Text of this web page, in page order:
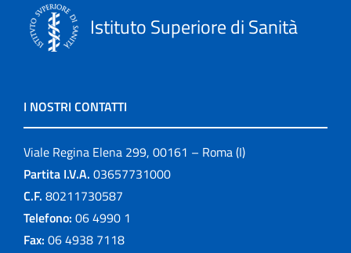
ISTISAN Congressi
La scuola e noi
Linee guida
Link
logo
Monografie
Istituto Superiore di Sanità
I NOSTRI CONTATTI
Viale Regina Elena 299, 00161 – Roma (I)
Partita I.V.A. 03657731000
C.F. 80211730587
Telefono: 06 4990 1
Fax: 06 4938 7118